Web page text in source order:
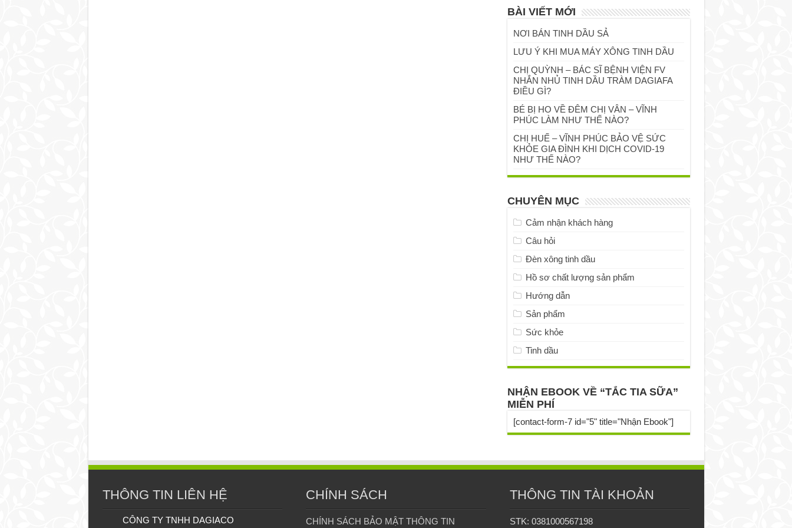
BÀI VIẾT MỚI
NƠI BÁN TINH DẦU SẢ
LƯU Ý KHI MUA MÁY XÔNG TINH DẦU
CHỊ QUỲNH – BÁC SĨ BỆNH VIỆN FV
NHẮN NHỦ TINH DẦU TRÀM DAGIAFA
ĐIỀU GÌ?
BÉ BỊ HO VỀ ĐÊM CHỊ VÂN – VĨNH
PHÚC LÀM NHƯ THẾ NÀO?
CHỊ HUẾ – VĨNH PHÚC BẢO VỆ SỨC
KHỎE GIA ĐÌNH KHI DỊCH COVID-19
NHƯ THẾ NÀO?
CHUYÊN MỤC
Cảm nhận khách hàng
Câu hỏi
Đèn xông tinh dầu
Hồ sơ chất lượng sản phẩm
Hướng dẫn
Sản phẩm
Sức khỏe
Tinh dầu
NHẬN EBOOK VỀ “TẮC TIA SỮA”
MIỄN PHÍ
[contact-form-7 id="5" title="Nhận Ebook"]
THÔNG TIN LIÊN HỆ
CÔNG TY TNHH DAGIACO
CHÍNH SÁCH
CHÍNH SÁCH BẢO MẬT THÔNG TIN
THÔNG TIN TÀI KHOẢN
STK: 0381000567198